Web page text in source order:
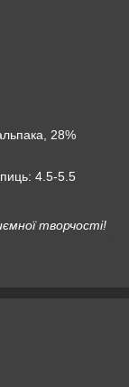
28%
4.5-5.5
творчості!